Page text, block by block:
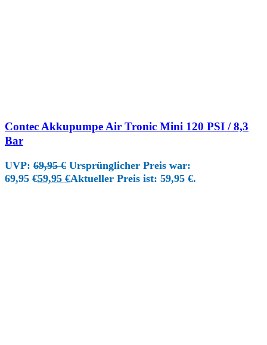
Contec Akkupumpe Air Tronic Mini 120 PSI / 8,3
Bar
UVP: 69,95€ Ursprünglicher Preis war:
69,95 €59,95 €Aktueller Preis ist: 59,95 €.